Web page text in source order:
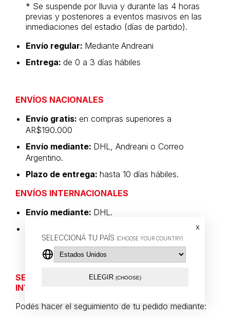
SELECCIONÁ TU PAÍS (CHOOSE YOUR COUNTRY)
x
ELEGIR (CHOOSE)
* Se suspende por lluvia y durante las 4 horas
previas y posteriores a eventos masivos en las
inmediaciones del estadio (días de partido).
Envío regular: Mediante Andreani
Entrega: de 0 a 3 días hábiles
ENVÍOS NACIONALES
Envío gratis: en compras superiores a
AR$190.000
Envío mediante: DHL, Andreani o Correo
Argentino.
Plazo de entrega: hasta 10 días hábiles.
ENVÍOS INTERNACIONALES
Envío mediante: DHL.
operador logístico.
SEGUIMIENTO DE ENVÍOS NACIONALES E
INTERNACIONALES VÍA DHL
Podés hacer el seguimiento de tu pedido mediante: